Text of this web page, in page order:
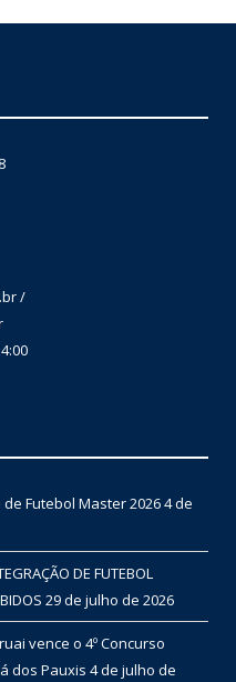
/
Futebol Master 20264 de
DE FUTEBOL
29 de julho de 2026
vence o 4º Concurso
dos Pauxis 4 de julho de